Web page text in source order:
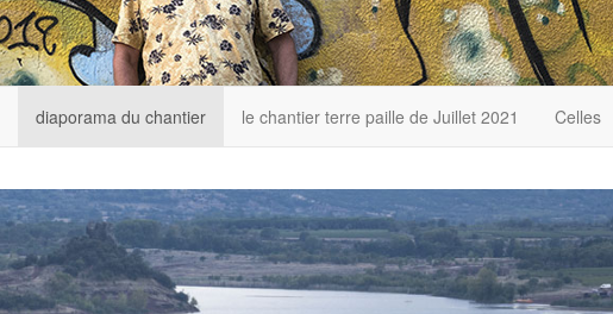
diaporama du chantier le chantier terre paille de Juillet 2021 Celles